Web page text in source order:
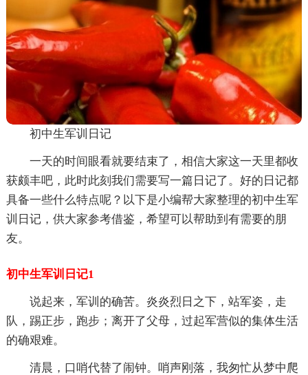
初中生军训日记
一天的时间眼看就要结束了，相信大家这一天里都收
获颇丰吧，此时此刻我们需要写一篇日记了。好的日记都
具备一些什么特点呢？以下是小编帮大家整理的初中生军
训日记，供大家参考借鉴，希望可以帮助到有需要的朋
友。
初中生军训日记1
说起来，军训的确苦。炎炎烈日之下，站军姿，走
队，踢正步，跑步；离开了父母，过起军营似的集体生活
的确艰难。
清晨，口哨代替了闹钟。哨声刚落，我匆忙从梦中爬